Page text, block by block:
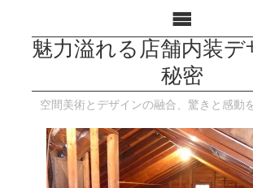
魅力溢れる店舗内装デ
秘密
空間美術とデザインの融合、驚きと感動